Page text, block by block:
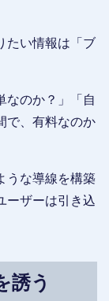
たい情報は「ブ
なのか？」「自
で、有料なのか
うな導線を構築
ーザーは引き込
誘う